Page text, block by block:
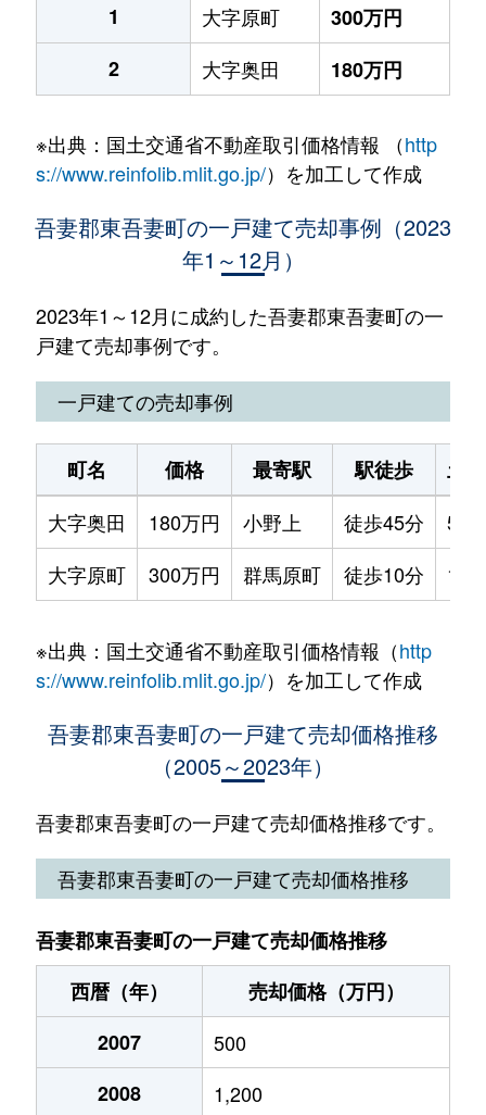
1
大字原町
300万円
2
大字奥田 180万円
※出典：国土交通省不動産取引価格情報 （http
s://www.reinfolib.mlit.go.jp/）を加工して作成
吾妻郡東吾妻町の一戸建て売却事例（2023
年1～12月）
2023年1～12月に成約した吾妻郡東吾妻町の一
戸建て売却事例です。
一戸建ての売却事例
町名 価格 最寄駅 駅徒歩
土
大字奥田
180万円 小野上 徒歩45分
大字原町
300万円 群馬原町 徒歩10分
※出典：国土交通省不動産取引価格情報（http
s://www.reinfolib.mlit.go.jp/）を加工して作成
吾妻郡東吾妻町の一戸建て売却価格推移
（2005～2023年）
吾妻郡東吾妻町の一戸建て売却価格推移です。
吾妻郡東吾妻町の一戸建て売却価格推移
吾妻郡東吾妻町の一戸建て売却価格推移
西暦（年）
売却価格（万円）
2007
500
2008
1,200